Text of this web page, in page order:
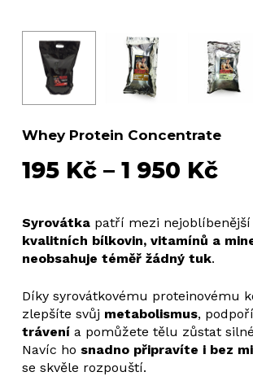
Whey Protein Concentrate
195 Kč – 1 950 Kč
až
Syrovátkapatří mezi nejoblíbenější
kvalitních bílkovin, vitamínů a
neobsahuje téměř žádný tuk.
Díky syrovátkovému proteinovému
zlepšíte svůj metabolismus,
trávenía pomůžete tělu zůstat
Navíc ho snadno připravíte i bez
se skvěle rozpouští.